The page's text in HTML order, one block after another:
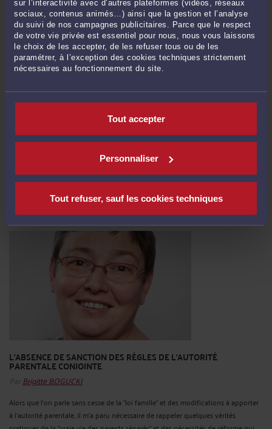
sur l’interactivité avec d’autres plateformes (vidéos, réseaux
sociaux, contenus animés…) ainsi que la gestion et l’analyse
du suivi de nos campagnes publicitaires. Parce que le respect
de votre vie privée est essentiel pour nous, nous vous laissons
le choix de les accepter, de les refuser tous ou de les
paramétrer, à l’exception des cookies techniques strictement
nécessaires au fonctionnement du site.
Tout accepter
Personnaliser
Tout refuser, sauf les cookies techniques
ParBrigitte BOGUCKI
A la suite des arrêts de la Cour de Cassation qui concernaient la GPA et
considéraient que "la fraude corrompt tout" avait pour conséquence le refus de
toute reconnaissance d'état civil français des enfants issus de GPA, la question
se posait du risque de voir appliquer ce même principe aux adoptions de
couples de femmes de l'enfant de l'une d'elle né par ...Lire la suite >
L'ABSENCE DE SANCTION DES RÈGLES DE L'AUTORITÉ
PARENTALE CONJOINTE
Par Brigitte BOGUCKI
Alors que l'on parle sans cesse de la "loi famille" et des modifications à apporter
à l'autorité parentale, il m'a paru nécessaire de rappeler quelques vérités